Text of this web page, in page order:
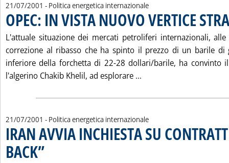
21/07/2001 - Politica energetica internazionale
OPEC: IN VISTA NUOVO VERTICE
L'attuale situazione dei mercati petroliferi internazionali,
correzione al ribasso che ha spinto il prezzo di un barile di
inferiore della forchetta di 22-28 dollari/barile, ha convinto
l'algerino Chakib Khelil, ad esplorare ...
21/07/2001 - Politica energetica internazionale
IRAN AVVIA INCHIESTA SU
BACK”. Pubblicata sabato 21 luglio 2001 alle 15.7.